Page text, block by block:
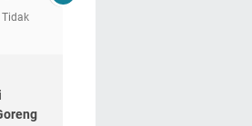
Tidak